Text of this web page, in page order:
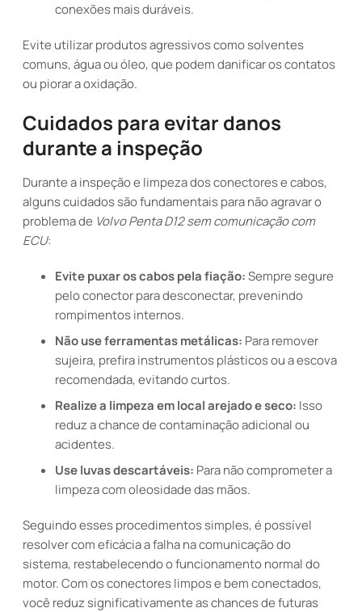
conexões mais duráveis.
Evite utilizar produtos agressivos como solventes
comuns, água ou óleo, que podem danificar os contatos
ou piorar a oxidação.
Cuidados para evitar danos
durante a inspeção
Durante a inspeção e limpeza dos conectores e cabos,
alguns cuidados são fundamentais para não agravar o
problema de Volvo Penta D12 sem comunicação com
ECU:
Evite puxar os cabos pela fiação:Sempre segure
pelo conector para desconectar, prevenindo
rompimentos internos.
Não use ferramentas metálicas: Para remover
sujeira, prefira instrumentos plásticos ou a escova
recomendada, evitando curtos.
Realize a limpeza em local arejado e seco: Isso
reduz a chance de contaminação adicional ou
acidentes.
Use luvas descartáveis: Para não comprometer a
limpeza com oleosidade das mãos.
Seguindo esses procedimentos simples, é possível
resolver com eficácia a falha na comunicação do
sistema, restabelecendo o funcionamento normal do
motor. Com os conectores limpos e bem conectados,
você reduz significativamente as chances de futuras